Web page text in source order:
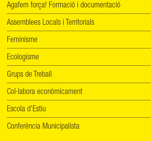
Agafem força! Formació i documentació
Assemblees Locals i Territorials
Feminisme
Ecologisme
Grups de Treball
Col·labora econòmicament
Escola d'Estiu
Conferència Municipalista